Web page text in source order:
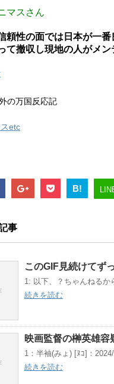
マスさん
頼性の面では日本が一番
て撤収し現地の人がメ
の万国反応記
etc
B!
事
このGIF見続けてず
1: 以下、？ちゃんねる
続きを読む
映画監督の榊英雄
1：半袖(みょ) [ﾇｺ]：
続きを読む